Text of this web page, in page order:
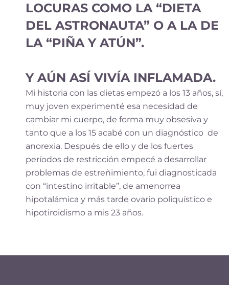
LOCURAS COMO LA “DIETA
DEL ASTRONAUTA” O A LA DE
LA “PIÑA Y ATÚN”.
Y AÚN ASÍ VIVÍA INFLAMADA.
Mi historia con las dietas empezó a los 13 años, sí,
muy joven experimenté esa necesidad de
cambiar mi cuerpo, de forma muy obsesiva y
tanto que a los 15 acabé con un diagnóstico de
anorexia. Después de ello y de los fuertes
períodos de restricción empecé a desarrollar
problemas de estreñimiento, fui diagnosticada
con “intestino irritable”, de amenorrea
hipotalámica y más tarde ovario poliquístico e
hipotiroidismo a mis 23 años.